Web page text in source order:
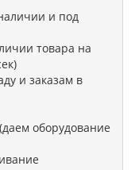
и под
товара на
и заказам в
оборудование